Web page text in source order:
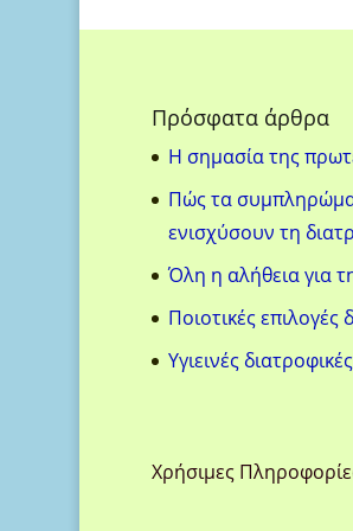
Πρόσφατα άρθρα
H σημασία της
Πώς τα
ενισχύσουν τη
Όλη η αλήθεια για
Ποιοτικές
Υγιεινές
Χρήσιμες